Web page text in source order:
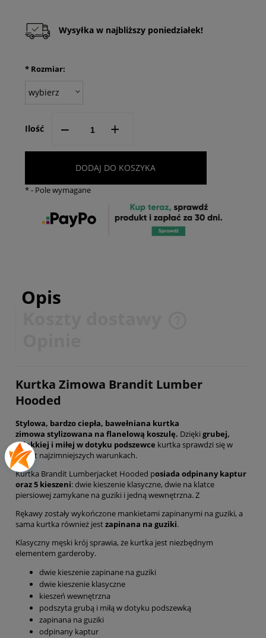
Wysyłka w najbliższy poniedziałek!
*Rozmiar:
Ilość -- +
DODAJ DO KOSZYKA
*- Pole wymagane
Opis
Kurtka Zimowa Brandit Lumber
Hooded
Stylowa, bardzo ciepła, bawełniana kurtka
zimowa stylizowana na flanelową koszulę. Dzięki grubej,
miękkiej i miłej w dotyku podszewce kurtka sprawdzi się w
nawet najzimniejszych warunkach.
Kurtka Brandit Lumberjacket Hooded posiada odpinany kaptur
oraz 5 kieszeni: dwie kieszenie klasyczne, dwie na klatce
piersiowej zamykane na guziki i jedną wewnętrzna. Z
Rękawy zostały wykończone mankietami zapinanymi na guziki, a
sama kurtka również jestzapinana na guziki.
Klasyczny męski krój sprawia, że kurtka jest niezbędnym
elementem garderoby.
dwie kieszenie zapinane na guziki
dwie kieszenie klasyczne
kieszeń wewnętrzna
podszyta grubą i miłą w dotyku podszewką
zapinana na guziki
odpinany kaptur